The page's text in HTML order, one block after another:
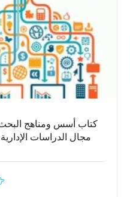
كتاب أسس ومناهج
مجال الدراسات الإدارية